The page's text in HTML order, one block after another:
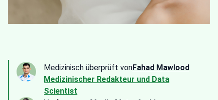
Medizinisch überprüft vonFahad Mawlood
Medizinischer Redakteur und Data
Scientist